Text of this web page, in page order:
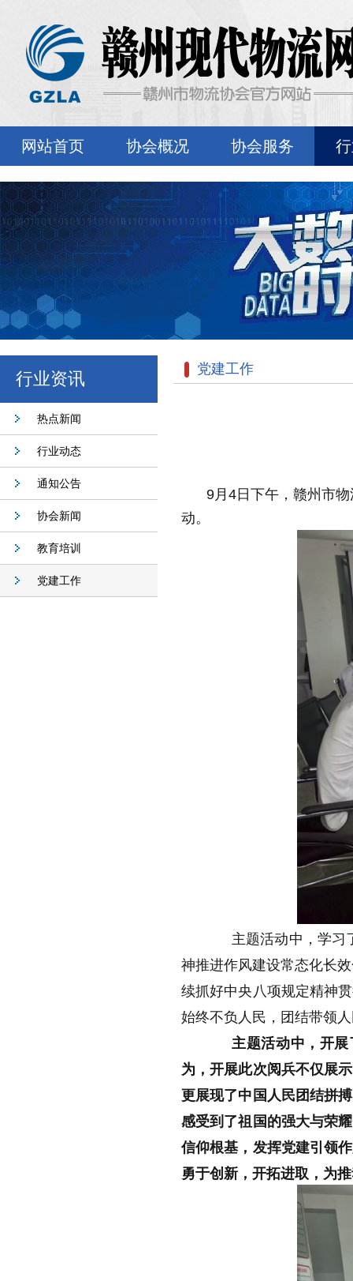
网站首页 协会概况 协会服务
行业资讯
热点新闻
行业动态
通知公告
协会新闻
教育培训
党建工作
党建工作
9月4日下午，赣州市
动。
主题活动中，学习
神推进作风建设常态化长
续抓好中央八项规定精神
始终不负人民，团结带领
主题活动中， 开展
为，开展此次阅兵不仅展
更展现了中国人民团结拼
感受到了祖国的强大与荣
信仰根基，发挥党建引领
勇于创新，开拓进取，为